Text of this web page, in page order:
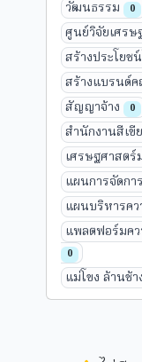
วัฒนธรรม 0
ศูนย์วิจัยเศรษ
สร้างประโยช
สร้างแบรนด์
สัญญาจ้าง 0
สำนักงานสีเขี
เศรษฐศาสตร์
แผนการจัดกา
แผนบริหารคว
แพลตฟอร์มค
0
แม่โขง ล้านช้า